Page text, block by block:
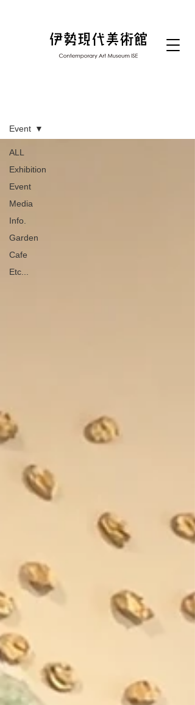
ALL
Exhibition
Event
Media
Info.
Garden
Cafe
Etc...
Event